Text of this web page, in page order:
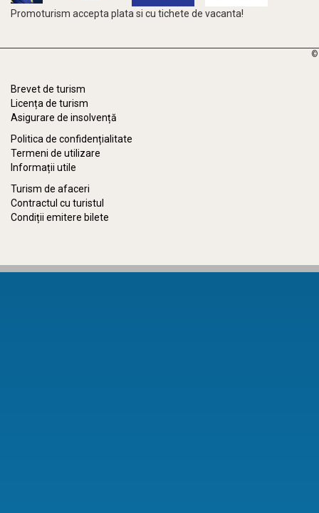
Promoturism accepta plata si cu tichete de vacanta!
©
Brevet de turism
Licența de turism
Asigurare de insolvență
Politica de confidențialitate
Termeni de utilizare
Informații utile
Turism de afaceri
Contractul cu turistul
Condiții emitere bilete